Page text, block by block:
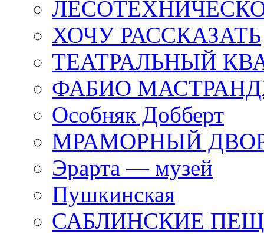
ХОЧУ РАССКАЗАТЬ
ТЕАТРАЛЬНЫЙ
ФАБИО
Особняк Добберт
МРАМОРНЫЙ
Эрарта — музей
Пушкинская
САБЛИНСКИЕ